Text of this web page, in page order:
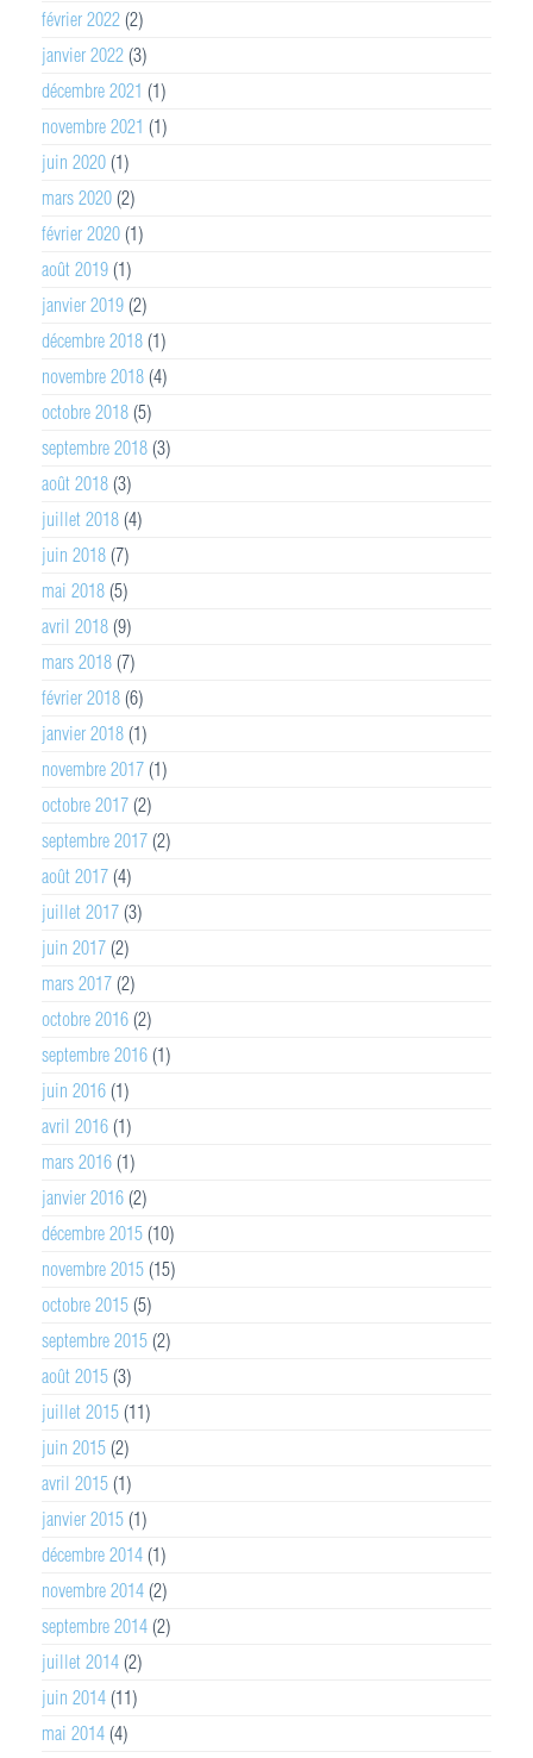
février 2022 (2)
janvier 2022 (3)
décembre 2021 (1)
novembre 2021 (1)
juin 2020 (1)
mars 2020 (2)
février 2020 (1)
août 2019 (1)
janvier 2019 (2)
décembre 2018 (1)
novembre 2018 (4)
octobre 2018 (5)
septembre 2018 (3)
août 2018 (3)
juillet 2018 (4)
juin 2018 (7)
mai 2018 (5)
avril 2018 (9)
mars 2018 (7)
février 2018 (6)
janvier 2018 (1)
novembre 2017 (1)
octobre 2017 (2)
septembre 2017 (2)
août 2017 (4)
juillet 2017 (3)
juin 2017 (2)
mars 2017 (2)
octobre 2016 (2)
septembre 2016 (1)
juin 2016 (1)
avril 2016 (1)
mars 2016 (1)
janvier 2016 (2)
décembre 2015 (10)
novembre 2015 (15)
octobre 2015 (5)
septembre 2015 (2)
août 2015 (3)
juillet 2015 (11)
juin 2015 (2)
avril 2015 (1)
janvier 2015 (1)
décembre 2014 (1)
novembre 2014 (2)
septembre 2014 (2)
juillet 2014 (2)
juin 2014 (11)
mai 2014 (4)